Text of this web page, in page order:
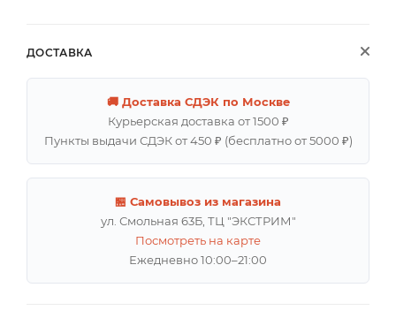
ДОСТАВКА
🚚 Доставка СДЭК по Москве
Курьерская доставка от 1500 ₽
Пункты выдачи СДЭК от 450 ₽ (бесплатно от 5000 ₽)
🏪 Самовывоз из магазина
ул. Смольная 63Б, ТЦ "ЭКСТРИМ"
Посмотреть на карте
Ежедневно 10:00–21:00